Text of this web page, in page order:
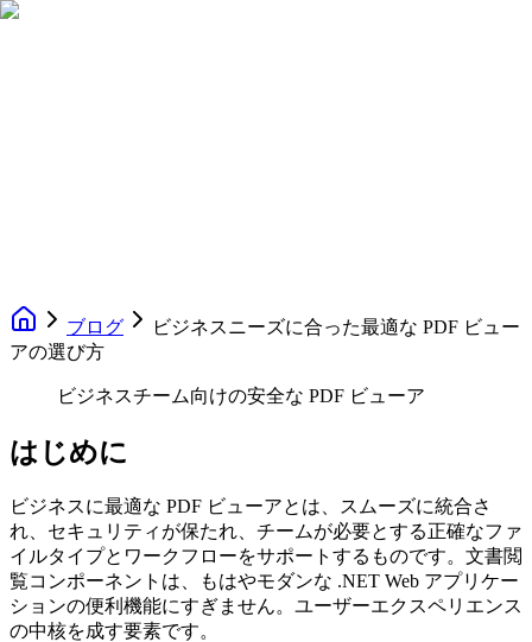
ブログ
ビジネスニーズに合った最適な PDF ビュー
アの選び方
ビジネスチーム向けの安全な PDF ビューア
はじめに
ビジネスに最適な PDF ビューアとは、スムーズに統合さ
れ、セキュリティが保たれ、チームが必要とする正確なファ
イルタイプとワークフローをサポートするものです。文書閲
覧コンポーネントは、もはやモダンな .NET Web アプリケー
ションの便利機能にすぎません。ユーザーエクスペリエンス
の中核を成す要素です。